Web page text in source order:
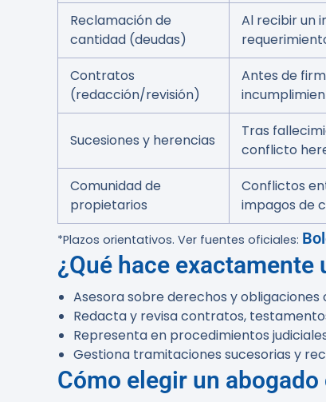
Reclamación de
cantidad (deudas)
Al recibir un
Contratos
(redacción/revisión)
Antes de
Sucesiones y herencias
Tras
conflicto
Comunidad de
propietarios
Conflictos
impagos de
*Plazos orientativos. Ver fuentes oficiales:
¿Qué hace
Asesora sobre derechos y obligaciones
Redacta y revisa contratos,
Representa en procedimientos
Gestiona tramitaciones sucesorias y
Cómo elegir un